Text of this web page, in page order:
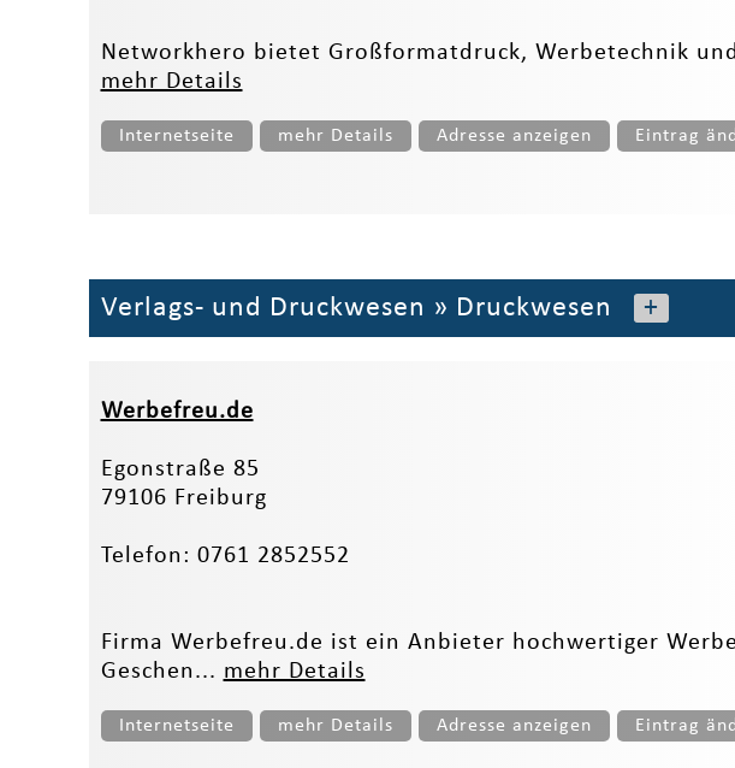
Networkhero bietet Großformatdruck, Werbetechnik
mehr Details
Internetseite mehr Details Adresse anzeigen Eintrag
Verlags- und Druckwesen » Druckwesen +
Werbefreu.de
Egonstraße 85
79106 Freiburg
Telefon: 0761 2852552
Firma Werbefreu.de ist ein Anbieter hochwertiger
Geschen... mehr Details
Internetseite mehr Details Adresse anzeigen Eintrag